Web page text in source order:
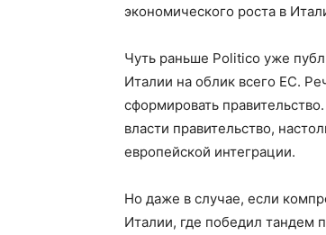
экономического роста в
Чуть раньше Politico уже
Италии на облик всего ЕС.
сформировать
власти правительство,
европейской интеграции.
Но даже в случае, если
Италии, где победил тандем